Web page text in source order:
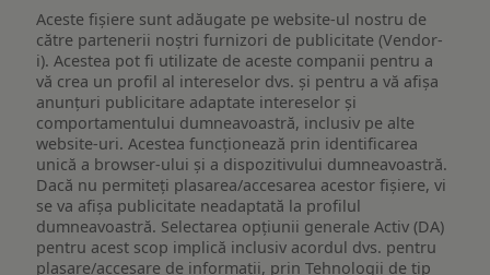
Aceste fișiere sunt adăugate pe website-ul nostru de
către partenerii noștri furnizori de publicitate (Vendor-
i). Acestea pot fi utilizate de aceste companii pentru a
vă crea un profil al intereselor dvs. și pentru a vă afișa
anunțuri publicitare adaptate intereselor și
comportamentului dumneavoastră, inclusiv pe alte
website-uri. Acestea funcționează prin identificarea
unică a browser-ului și a dispozitivului dumneavoastră.
Dacă nu permiteți plasarea/accesarea acestor fișiere, vi
se va afișa publicitate neadaptată la profilul
dumneavoastră. Selectarea opțiunii generale Activ (DA)
pentru acest scop implică inclusiv acordul dvs. pentru
plasare/accesare de informații, prin Tehnologii de tip